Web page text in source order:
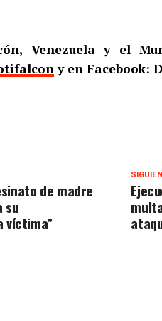
Venezuela y el
y en Facebook:
de madre
su
víctima”